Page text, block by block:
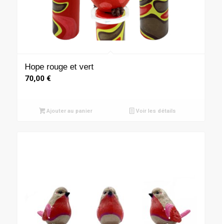
Hope rouge et vert
70,00 €
Ajouter au panier Voir les détails